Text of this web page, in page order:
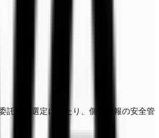
託先の選定にあたり、個人情報の安全管